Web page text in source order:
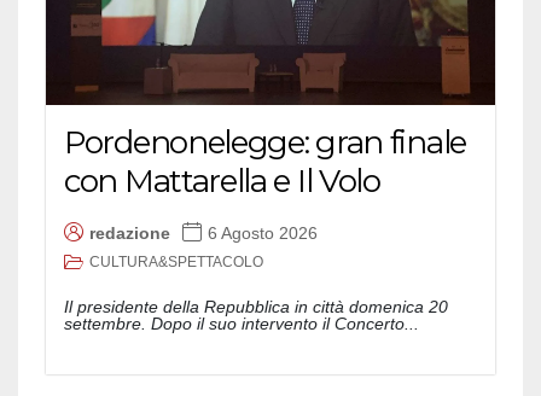
Pordenonelegge: gran finale
con Mattarella e Il Volo
redazione 6 Agosto 2026
CULTURA&SPETTACOLO
Il presidente della Repubblica in città domenica 20
settembre. Dopo il suo intervento il Concerto...